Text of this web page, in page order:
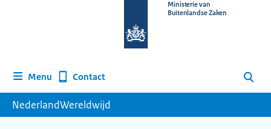
homepage
Ministerie van
Buitenlandse Zaken
Menu Contact Zoeken
NederlandWereldwijd